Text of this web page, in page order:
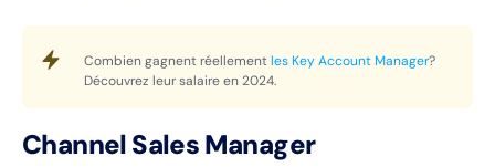
Combien gagnent réellementles Key Account Manager?
Découvrez leur salaire en 2024.
Channel Sales Manager